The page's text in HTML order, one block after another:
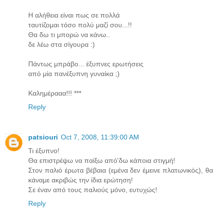
Η αλήθεια είναι πως σε πολλά
ταυτίζομαι τόσο πολύ μαζί σου...!!
Θα δω τι μπορώ να κάνω..
δε λέω στα σίγουρα :)
Πάντως μπράβο... έξυπνες ερωτήσεις
από μία πανέξυπνη γυναίκα ;)
Καλημέρααα!!! ***
Reply
patsiouri Oct 7, 2008, 11:39:00 AM
Τι έξυπνο!
Θα επιστρέψω να παίξω από'δω κάποια στιγμή!
Στον παλιό έρωτα βέβαια (εμένα δεν έμεινε πλατωνικός), θα
κάναμε ακριβώς την ίδια ερώτηση!
Σε έναν από τους παλιούς μόνο, ευτυχώς!
Reply